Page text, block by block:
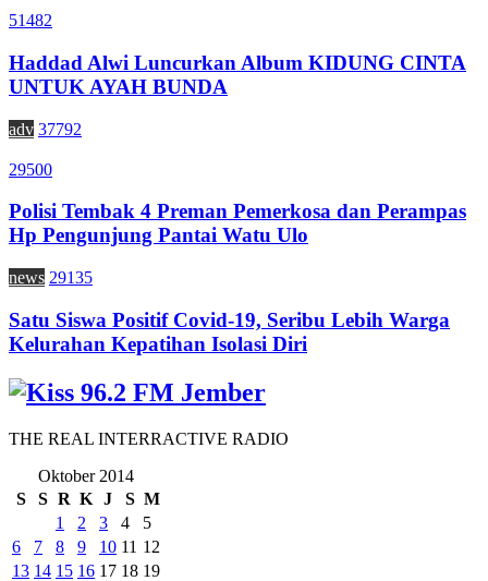
51482
Haddad Alwi Luncurkan Album KIDUNG CINTA
UNTUK AYAH BUNDA
adv 37792
29500
Polisi Tembak 4 Preman Pemerkosa dan Perampas
Hp Pengunjung Pantai Watu Ulo
news 29135
Satu Siswa Positif Covid-19, Seribu Lebih Warga
Kelurahan Kepatihan Isolasi Diri
THE REAL INTERRACTIVE RADIO
Oktober 2014
S
S R K J S M
1
2 3 4
5
6
7 8 9 10 11 12
13 14 15 16 17 18 19